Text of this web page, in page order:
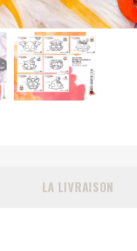
LA LIVRAISON